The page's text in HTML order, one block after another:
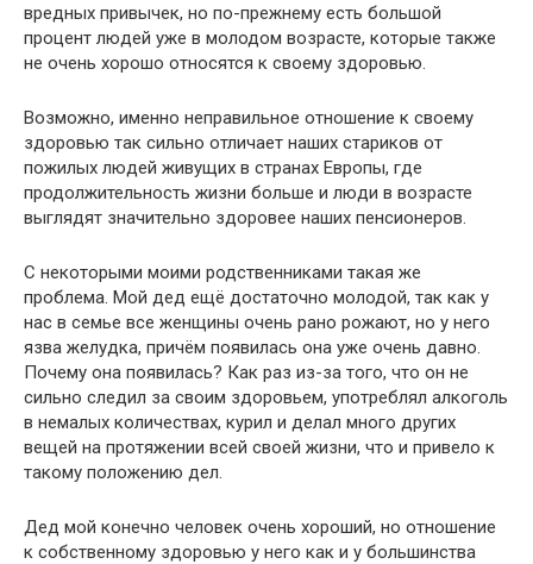
вредных привычек, но по-прежнему есть большой
процент людей уже в молодом возрасте, которые также
не очень хорошо относятся к своему здоровью.
Возможно, именно неправильное отношение к своему
здоровью так сильно отличает наших стариков от
пожилых людей живущих в странах Европы, где
продолжительность жизни больше и люди в возрасте
выглядят значительно здоровее наших пенсионеров.
С некоторыми моими родственниками такая же
проблема. Мой дед ещё достаточно молодой, так как у
нас в семье все женщины очень рано рожают, но у него
язва желудка, причём появилась она уже очень давно.
Почему она появилась? Как раз из-за того, что он не
сильно следил за своим здоровьем, употреблял алкоголь
в немалых количествах, курил и делал много других
вещей на протяжении всей своей жизни, что и привело к
такому положению дел.
Дед мой конечно человек очень хороший, но отношение
к собственному здоровью у него как и у большинства